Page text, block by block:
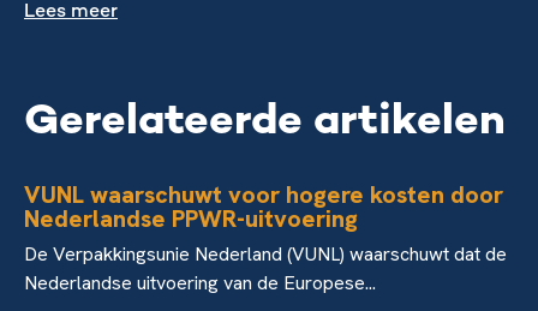
Lees meer
Gerelateerde artikelen
VUNL waarschuwt voor hogere kosten door
Nederlandse PPWR-uitvoering
De Verpakkingsunie Nederland (VUNL) waarschuwt dat de
Nederlandse uitvoering van de Europese...